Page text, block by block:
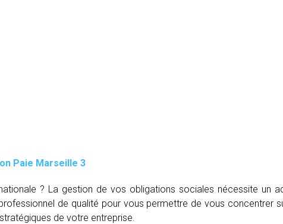
Paie Marseille 3
? La gestion de vos obligations sociales nécessite un
de qualité pour vous permettre de vous concentrer
de votre entreprise.